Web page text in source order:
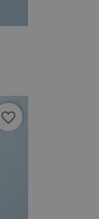
favorite_border